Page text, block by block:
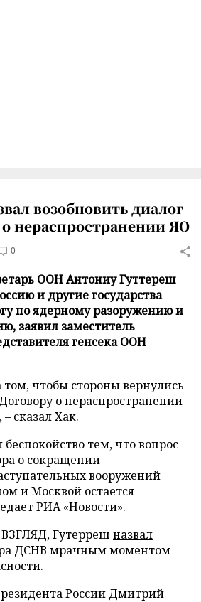
возобновить диалог
нераспространении ЯО
0
ООН Антониу Гуттереш
и другие государства
по ядерному разоружению и
заявил заместитель
генсека ООН
том, чтобы стороны вернулись
о нераспространении
сказал Хак.
тем, что вопрос
о сокращении
вооружений
и Москвой остается
РИА «Новости».
ВЗГЛЯД, Гутерреш назвал
ДСНВ мрачным моментом
России Дмитрий